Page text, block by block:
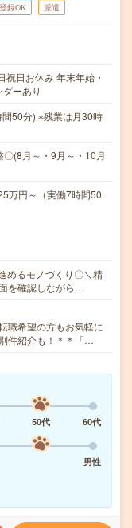
録OK 派遣
祝日お休み 年末年始・
ーあり
50分) ※残業は月30時
(8月～・9月～・10月
万円～（実働7時間50
めるモノづくり〇＼精
を確認しながら…
職希望の方もお気軽に
件紹介も！＊＊「…
50代
60代
男性